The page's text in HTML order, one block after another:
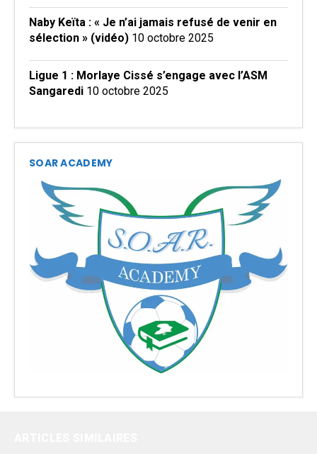
Naby Keïta : « Je n’ai jamais refusé de venir en
sélection » (vidéo) 10 octobre 2025
Ligue 1 : Morlaye Cissé s’engage avec l’ASM
Sangaredi 10 octobre 2025
SOAR ACADEMY